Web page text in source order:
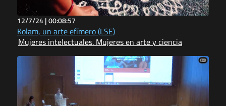
12/7/24 |00:08:57
Kolam, un arte efímero (LSE)
Mujeres intelectuales. Mujeres en arte y ciencia